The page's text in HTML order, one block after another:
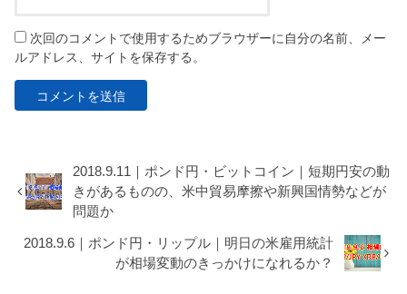
次回のコメントで使用するためブラウザーに自分の名前、メー
ルアドレス、サイトを保存する。
2018.9.11｜ポンド円・ビットコイン｜短期円安の動
きがあるものの、米中貿易摩擦や新興国情勢などが
問題か
2018.9.6｜ポンド円・リップル｜明日の米雇用統計
が相場変動のきっかけになれるか？